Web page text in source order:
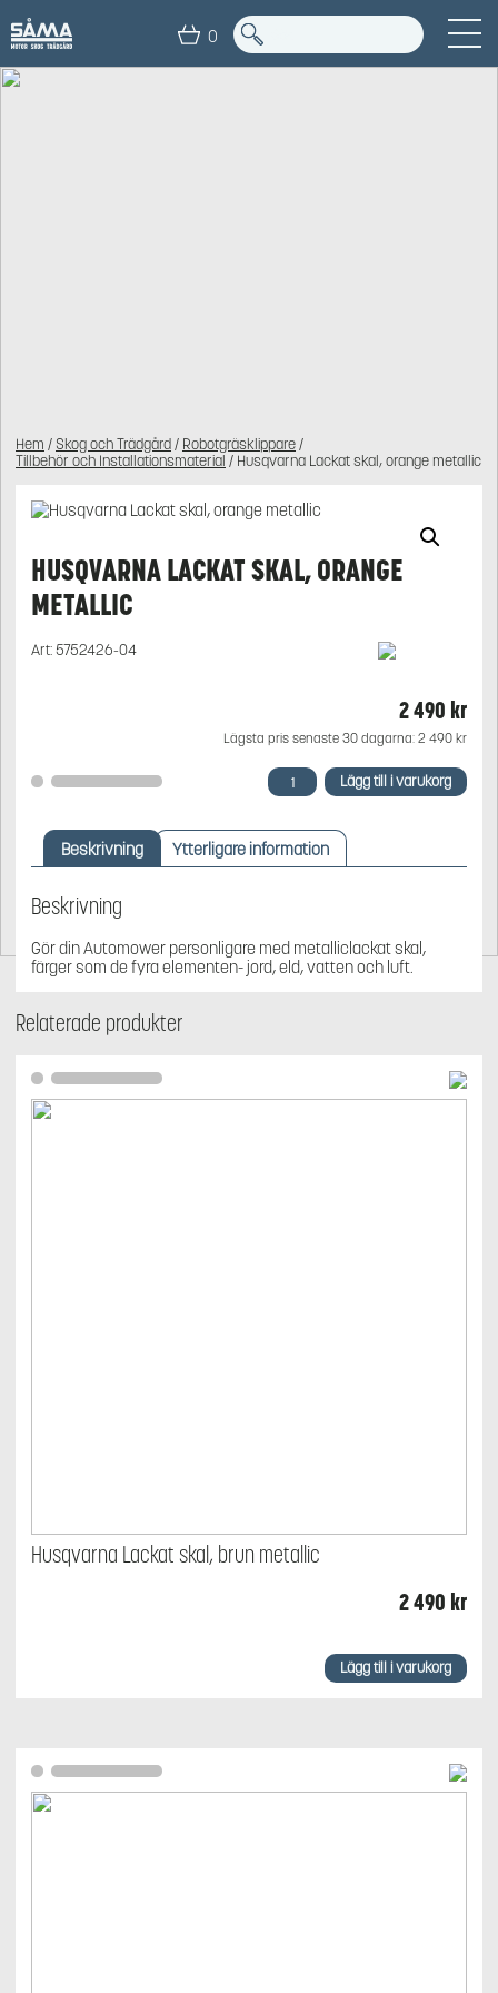
0
Hem / Skog och Trädgård/ Robotgräsklippare/
Tillbehör och Installationsmaterial / Husqvarna Lackat skal, orange metallic
HUSQVARNA LACKAT SKAL, ORANGE
METALLIC
Art:5752426-04
2 490 kr
Lägsta pris senaste 30 dagarna: 2 490 kr
Husqvarna
Lackat
orange
metallic
Lägg till i varukorg
Beskrivning Ytterligare information
Beskrivning
Gör din Automower personligare med metalliclackat skal,
färger som de fyra elementen- jord, eld, vatten och luft.
Relaterade produkter
Husqvarna Lackat skal, brun metallic
2 490 kr
Lägg till i varukorg